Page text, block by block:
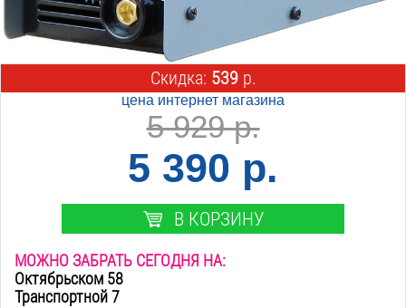
Скидка: 539р.
цена интернет магазина
5 929 р.
5 390 р.
В КОРЗИНУ
МОЖНО ЗАБРАТЬ СЕГОДНЯ НА:
Октябрьском 58
Транспортной 7